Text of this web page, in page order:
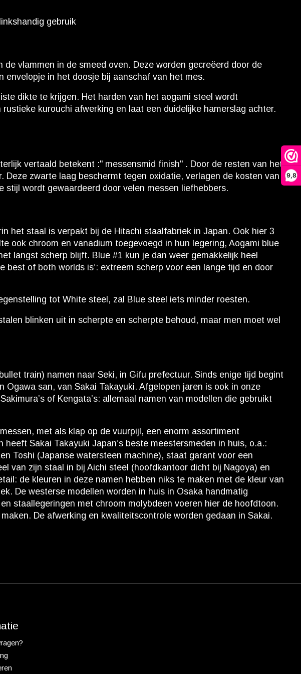
9,8
gebruik
vlammen in de smeed oven. Deze worden gecreëerd door de
envelopje in het doosje bij aanschaf van het mes.
dikte te krijgen. Het harden van het aogami steel wordt
kurouchi afwerking en laat een duidelijke hamerslag achter.
vertaald betekent :" messensmid finish" . Door de resten van het
zwarte laag beschermt tegen oxidatie, verlagen de kosten van
wordt gewaardeerd door velen messen liefhebbers.
het staal is verpakt bij de Hitachi staalfabriek in Japan. Ook hier 3
ook chroom en vanadium toegevoegd in hun legering, Aogami blue
langst scherp blijft. Blue #1 kun je dan weer gemakkelijk heel
of both worlds is’: extreem scherp voor een lange tijd en door
tot White steel, zal Blue steel iets minder roesten.
blinken uit in scherpte en scherpte behoud, maar men moet wel
train) namen naar Seki, in Gifu prefectuur. Sinds enige tijd begint
san, van Sakai Takayuki. Afgelopen jaren is ook in onze
of Kengata’s: allemaal namen van modellen die gebruikt
met als klap op de vuurpijl, een enorm assortiment
Sakai Takayuki Japan’s beste meestersmeden in huis, o.a.:
Toshi (Japanse watersteen machine), staat garant voor een
van zijn staal in bij Aichi steel (hoofdkantoor dicht bij Nagoya) en
de kleuren in deze namen hebben niks te maken met de kleur van
De westerse modellen worden in huis in Osaka handmatig
staallegeringen met chroom molybdeen voeren hier de hoofdtoon.
De afwerking en kwaliteitscontrole worden gedaan in Sakai.